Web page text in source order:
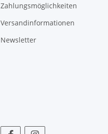
Zahlungsmöglichkeiten
Versandinformationen
Newsletter